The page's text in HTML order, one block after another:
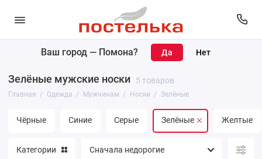
Ваш город — Помона?
Зелёные мужские носки 5 товаров
Главная Одежда Мужчинам Носки Зелёные
Чёрные Синие Серые Зелёные Желтые
Мужчинам
Категории